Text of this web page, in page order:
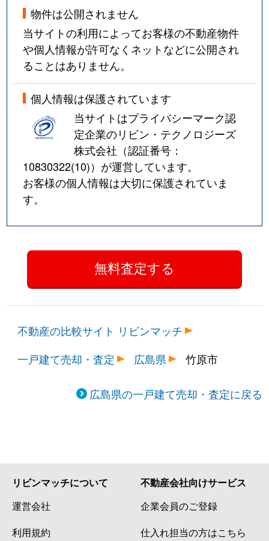
物件は公開されません
当サイトの利用によってお客様の不動産物件
や個人情報が許可なくネットなどに公開され
ることはありません。
個人情報は保護されています
当サイトはプライバシーマーク認
定企業のリビン・テクノロジーズ
株式会社（認証番号：
10830322(10)）が運営しています。
お客様の個人情報は大切に保護されていま
す。
不動産の比較サイト リビンマッチ
一戸建て売却・査定
広島県 竹原市
広島県の一戸建て売却・査定に戻る
リビンマッチについて
運営会社
利用規約
不動産会社向けサービス
企業会員のご登録
仕入れ担当の方はこちら